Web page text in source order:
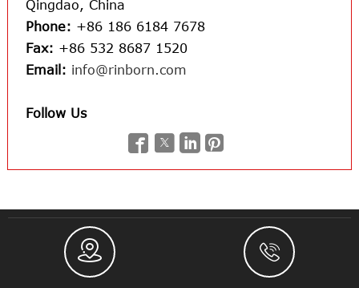
Qingdao, China
Phone: +86 186 6184 7678
Fax: +86 532 8687 1520
Email: info@rinborn.com
Follow Us
   
 